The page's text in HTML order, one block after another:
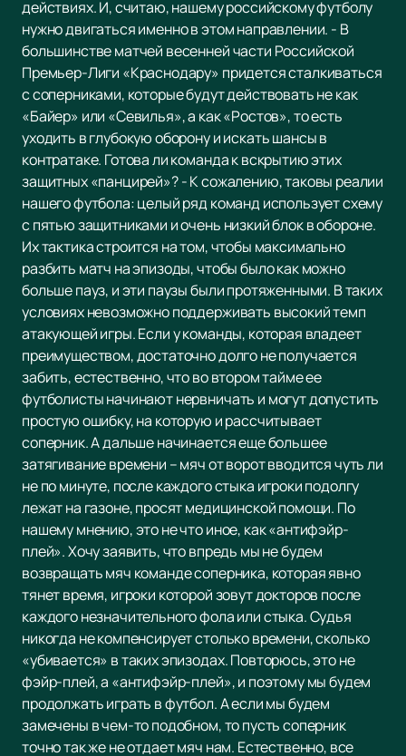
действиях. И, считаю, нашему российскому футболу
нужно двигаться именно в этом направлении. - В
большинстве матчей весенней части Российской
Премьер-Лиги «Краснодару» придется сталкиваться
с соперниками, которые будут действовать не как
«Байер» или «Севилья», а как «Ростов», то есть
уходить в глубокую оборону и искать шансы в
контратаке. Готова ли команда к вскрытию этих
защитных «панцирей»? - К сожалению, таковы реалии
нашего футбола: целый ряд команд использует схему
с пятью защитниками и очень низкий блок в обороне.
Их тактика строится на том, чтобы максимально
разбить матч на эпизоды, чтобы было как можно
больше пауз, и эти паузы были протяженными. В таких
условиях невозможно поддерживать высокий темп
атакующей игры. Если у команды, которая владеет
преимуществом, достаточно долго не получается
забить, естественно, что во втором тайме ее
футболисты начинают нервничать и могут допустить
простую ошибку, на которую и рассчитывает
соперник. А дальше начинается еще большее
затягивание времени – мяч от ворот вводится чуть ли
не по минуте, после каждого стыка игроки подолгу
лежат на газоне, просят медицинской помощи. По
нашему мнению, это не что иное, как «антифэйр-
плей». Хочу заявить, что впредь мы не будем
возвращать мяч команде соперника, которая явно
тянет время, игроки которой зовут докторов после
каждого незначительного фола или стыка. Судья
никогда не компенсирует столько времени, сколько
«убивается» в таких эпизодах. Повторюсь, это не
фэйр-плей, а «антифэйр-плей», и поэтому мы будем
продолжать играть в футбол. А если мы будем
замечены в чем-то подобном, то пусть соперник
точно так же не отдает мяч нам. Естественно, все